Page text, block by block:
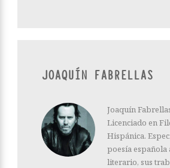
JOAQUÍN FABRELLAS
Joaquín
Licenciado en
Hispánica.
poesía española
literario, sus